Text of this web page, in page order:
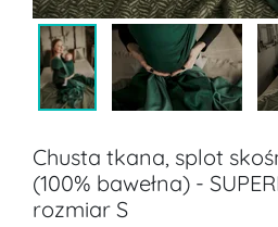
Chusta tkana, splot
(100% bawełna) -
rozmiar S